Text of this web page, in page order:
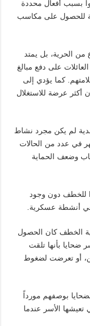
بسبب أفعال محددة
للحصول على مكاسب
من الحرية، بل يمتد
على دفع مبالغ
كما يؤدي إلى
أكثر عرضة للاستغلال
لم يكن مجرد نشاط
في عدد من الحالات
وضعف الحماية
للخطف دون وجود
في أنشطة عسكرية.
الخطف كان الحصول
ضحايا بأنها تلقت
أو تعرضت لضغوط
بوصفهم مورداً
تعيشها الأسر عندما